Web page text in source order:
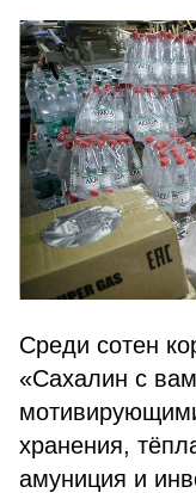
Среди сотен
«Сахалин с
хранения,
амуниция и